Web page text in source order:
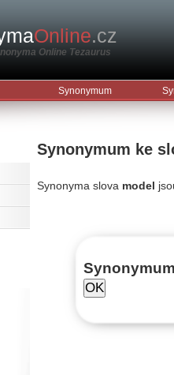
Online.cz
Online Tezaurus
Synonymum
Synonymum ke
Synonyma slova model